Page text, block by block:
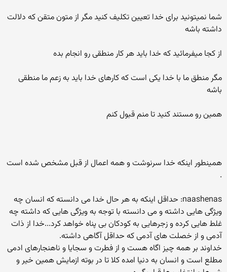
شما نمیتونید برای خدا تعیین تکلیف کنید مگر از متون متقن که دلالت
داشته باشه
از کجا میفرمائید که خدا باید هر کار منطقی رو انجام بده
مگر منطق ما با خدا یکی است که کارهای خدا باید به زعم ما منطقی
باشه
همین رو مستند کنید تا منم قبول کنم
همینطور اینکه خدا سرنوشت و همه اعمال از قبل مشخص شده است
.
naashenas: حداقل اینکه به هر حال خدا می دانسته که انسان چه
ویژگی هایی داشته و می دانسته با توجه به ویژگی هایی که داشته چه
غلط هایی کرده و زجرهایی به کودکان بی پناه خواهد کرد...خدا از ذات
آدمی و از خصلت های آدمی که حداقل آگاهی داشته.
خداوند بر همه چیز اگاه هست و از فطرت و سجایا و ناهنجارهای ادمی
مطلع است و انسان به دنیا امده کلا تا در بوته ازمایش همین خیر و